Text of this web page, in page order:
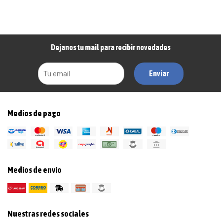
Dejanos tu mail para recibir novedades
Enviar
Medios de pago
Medios de envío
Nuestras redes sociales